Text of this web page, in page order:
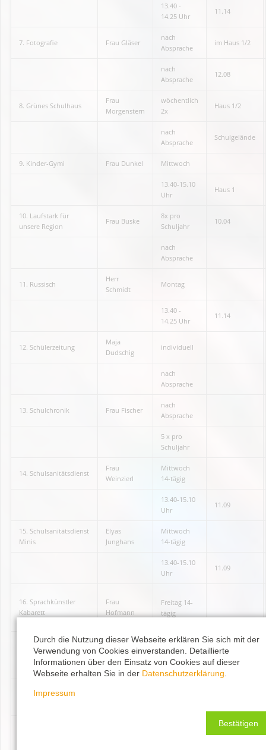
13.40 -
14.25 Uhr
11.14
7. Fotografie Frau Gläser
nach
Absprache
im Haus 1/2
nach
Absprache
12.08
8. Grünes Schulhaus
Frau
Morgenstern
wöchentlich
2x
Haus 1/2
nach
Absprache
Schulgelände
9. Kinder-Gymi Frau Dunkel Mittwoch
13.40-15.10
Uhr
Haus 1
10. Laufstark für
unsere Region
Frau Buske
8x pro
Schuljahr
10.04
nach
Absprache
11. Russisch
Herr
Schmidt
Montag
13.40 -
14.25 Uhr
11.14
12. Schülerzeitung
Maja
Dudschig
individuell
nach
Absprache
13. Schulchronik Frau Fischer
nach
Absprache
5 x pro
Schuljahr
14. Schulsanitätsdienst
Frau
Weinzierl
Mittwoch
14-tägig
13.40-15.10
Uhr
11.09
15. Schulsanitätsdienst
Minis
Elyas
Junghans
Mittwoch
14-tägig
13.40-15.10
Uhr
11.09
16. Sprachkünstler
Kabarett
Frau
Hofmann
Freitag 14-
tägig
13.40-15.10
Uhr
11.01
17. Sport Basketball
Durch die Nutzung dieser Webseite erklären Sie sich mit der
Verwendung von Cookies einverstanden. Detaillierte
Informationen über den Einsatz von Cookies auf dieser
Webseite erhalten Sie in der Datenschutzerklärung
Impressum
Bestätigen